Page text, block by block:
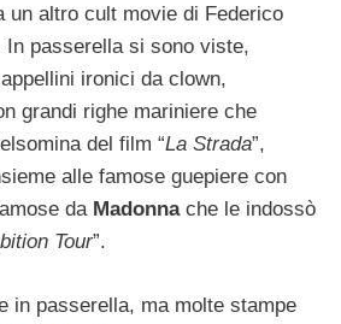
un altro cult movie di Federico
In passerella si sono viste,
ironici da clown,
grandi righe mariniere che
del film “La Strada”,
alle famose guepiere con
da Madonnache le indossò
Tour”.
in passerella, ma molte stampe